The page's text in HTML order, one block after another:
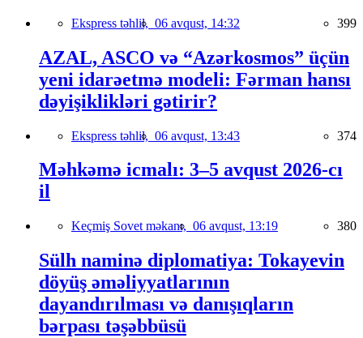
Ekspress təhlil, 06 avqust, 14:32 399
AZAL, ASCO və “Azərkosmos” üçün
yeni idarəetmə modeli: Fərman hansı
dəyişiklikləri gətirir?
Ekspress təhlil, 06 avqust, 13:43 374
Məhkəmə icmalı: 3–5 avqust 2026-cı
il
Keçmiş Sovet məkanı, 06 avqust, 13:19 380
Sülh naminə diplomatiya: Tokayevin
döyüş əməliyyatlarının
dayandırılması və danışıqların
bərpası təşəbbüsü